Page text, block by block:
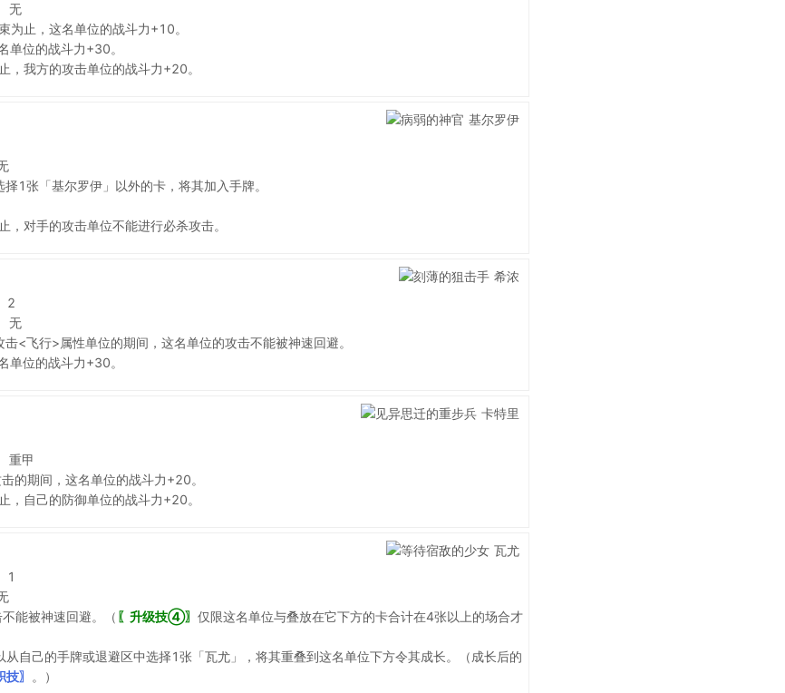
无
为止，这名单位的战斗力+10。
单位的战斗力+30。
，我方的攻击单位的战斗力+20。
1张「基尔罗伊」以外的卡，将其加入手牌。
，对手的攻击单位不能进行必杀攻击。
2
无
<飞行>属性单位的期间，这名单位的攻击不能被神速回避。
单位的战斗力+30。
重甲
的期间，这名单位的战斗力+20。
，自己的防御单位的战斗力+20。
1
能被神速回避。（ 〖升级技④〗 仅限这名单位与叠放在它下方的卡合计在4张以上的场合才
自己的手牌或退避区中选择1张「瓦尤」，将其重叠到这名单位下方令其成长。（成长后的
技〗 。）